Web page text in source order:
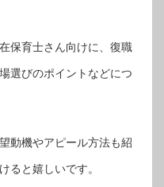
保育士さん向けに、復職
選びのポイントなどにつ
動機やアピール方法も紹
ると嬉しいです。